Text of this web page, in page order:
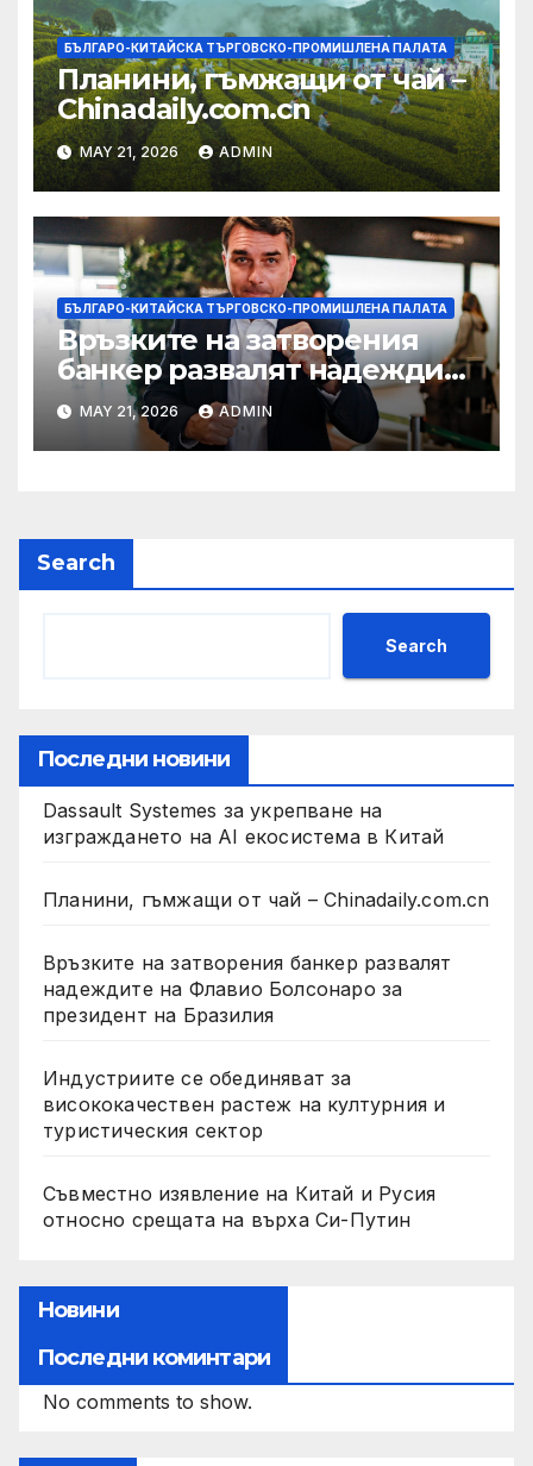
БЪЛГАРО-КИТАЙСКА ТЪРГОВСКО-ПРОМИШЛЕНА ПАЛАТА
Планини, гъмжащи от чай –
Chinadaily.com.cn
MAY 21, 2026 ADMIN
БЪЛГАРО-КИТАЙСКА ТЪРГОВСКО-ПРОМИШЛЕНА ПАЛАТА
Връзките на затворения
банкер развалят надеждите
на Флавио Болсонаро за
президент на Бразилия
MAY 21, 2026 ADMIN
Search
Search
Последни новини
Dassault Systemes за укрепване на
изграждането на AI екосистема в Китай
Планини, гъмжащи от чай – Chinadaily.com.cn
Връзките на затворения банкер развалят
надеждите на Флавио Болсонаро за
президент на Бразилия
Индустриите се обединяват за
висококачествен растеж на културния и
туристическия сектор
Съвместно изявление на Китай и Русия
относно срещата на върха Си-Путин
Новини
Последни коминтари
No comments to show.